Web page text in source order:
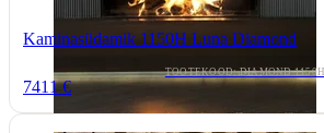
Kaminasüdamik 1150H Luna Diamond
TOOTEKOOD: DIAMOND 1150H
7411 €